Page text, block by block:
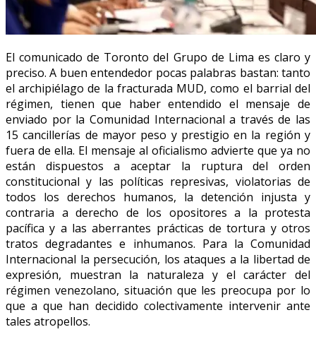
El comunicado de Toronto del Grupo de Lima es claro y
preciso. A buen entendedor pocas palabras bastan: tanto
el archipiélago de la fracturada MUD, como el barrial del
régimen, tienen que haber entendido el mensaje de
enviado por la Comunidad Internacional a través de las
15 cancillerías de mayor peso y prestigio en la región y
fuera de ella. El mensaje al oficialismo advierte que ya no
están dispuestos a aceptar la ruptura del orden
constitucional y las políticas represivas, violatorias de
todos los derechos humanos, la detención injusta y
contraria a derecho de los opositores a la protesta
pacífica y a las aberrantes prácticas de tortura y otros
tratos degradantes e inhumanos. Para la Comunidad
Internacional la persecución, los ataques a la libertad de
expresión, muestran la naturaleza y el carácter del
régimen venezolano, situación que les preocupa por lo
que a que han decidido colectivamente intervenir ante
tales atropellos.